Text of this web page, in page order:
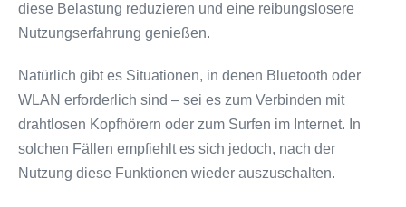
diese Belastung reduzieren und eine reibungslosere
Nutzungserfahrung genießen.
Natürlich gibt es Situationen, in denen Bluetooth oder
WLAN erforderlich sind – sei es zum Verbinden mit
drahtlosen Kopfhörern oder zum Surfen im Internet. In
solchen Fällen empfiehlt es sich jedoch, nach der
Nutzung diese Funktionen wieder auszuschalten.